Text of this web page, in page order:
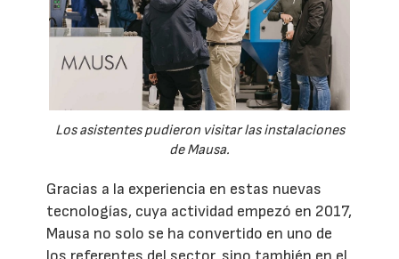
Los asistentes pudieron visitar las instalaciones
de Mausa.
Gracias a la experiencia en estas nuevas
tecnologías, cuya actividad empezó en 2017,
Mausa no solo se ha convertido en uno de